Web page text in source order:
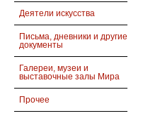
Деятели искусства
Письма, дневники и другие
документы
Галереи, музеи и
выставочные залы Мира
Прочее